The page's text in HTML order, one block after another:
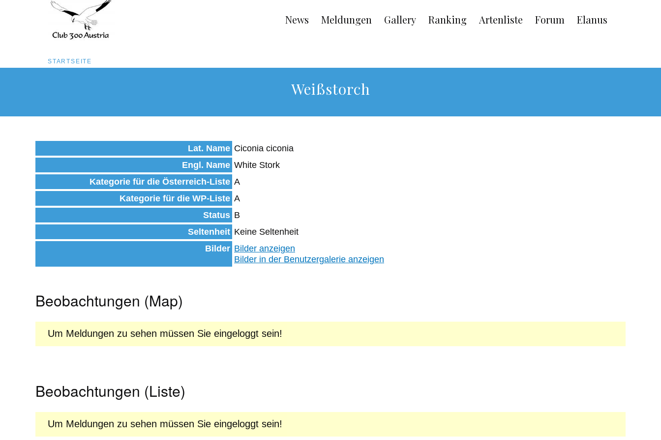
Inhalt
Main
navigation
News Meldungen Gallery Ranking Artenliste Forum Elanus
Pfadnavigation
STARTSEITE
Weißstorch
Lat. Name Ciconia ciconia
Engl. Name White Stork
Kategorie für die Österreich-Liste A
Kategorie für die WP-Liste A
Status B
Seltenheit Keine Seltenheit
Bilder Bilder anzeigen
Bilder in der Benutzergalerie anzeigen
Beobachtungen (Map)
Um Meldungen zu sehen müssen Sie eingeloggt sein!
Beobachtungen (Liste)
Um Meldungen zu sehen müssen Sie eingeloggt sein!